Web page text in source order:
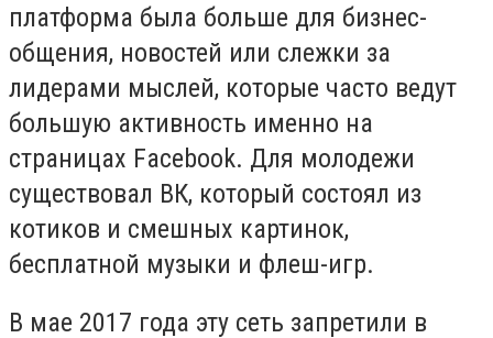
платформа была больше для бизнес-
общения, новостей или слежки за
лидерами мыслей, которые часто ведут
большую активность именно на
страницах Facebook. Для молодежи
существовал ВК, который состоял из
котиков и смешных картинок,
бесплатной музыки и флеш-игр.
В мае 2017 года эту сеть запретили в